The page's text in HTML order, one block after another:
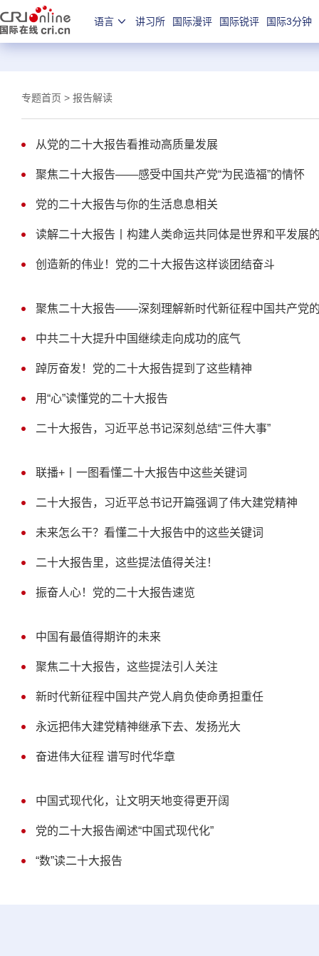
语言 讲习所 国际漫评 国际锐评 国际3分钟
专题首页 > 报告解读
从党的二十大报告看推动高质量发展
聚焦二十大报告——感受中国共产党“为民造福”的情怀
党的二十大报告与你的生活息息相关
读解二十大报告丨构建人类命运共同体是世界和平发展
创造新的伟业！党的二十大报告这样谈团结奋斗
聚焦二十大报告——深刻理解新时代新征程中国共产党
中共二十大提升中国继续走向成功的底气
踔厉奋发！党的二十大报告提到了这些精神
用“心”读懂党的二十大报告
二十大报告，习近平总书记深刻总结“三件大事”
联播+丨一图看懂二十大报告中这些关键词
二十大报告，习近平总书记开篇强调了伟大建党精神
未来怎么干？看懂二十大报告中的这些关键词
二十大报告里，这些提法值得关注！
振奋人心！党的二十大报告速览
中国有最值得期许的未来
聚焦二十大报告，这些提法引人关注
新时代新征程中国共产党人肩负使命勇担重任
永远把伟大建党精神继承下去、发扬光大
奋进伟大征程 谱写时代华章
中国式现代化，让文明天地变得更开阔
党的二十大报告阐述“中国式现代化”
“数”读二十大报告